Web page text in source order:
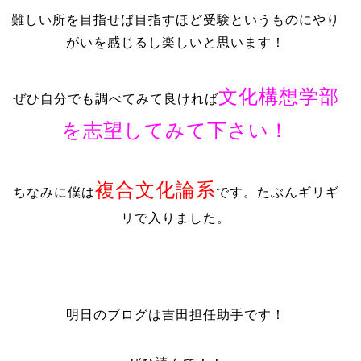
難しい所を目指せば目指すほど受験というものにやり
がいを感じるし楽しいと思います！
ぜひ自分でも調べてみて良ければ文化構想学部
を志望してみて下さい！
ちなみに僕は複合文化論系です。たぶんギリギ
リで入りました。
明日のブログは吉田担任助手です！